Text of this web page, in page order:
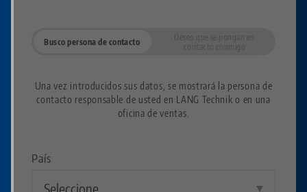
Busco persona de contacto
Deseo que se pongan en
contacto conmigo
Una vez introducidos sus datos, se mostrará la persona de
contacto responsable de usted en LANG Technik o en una
oficina de ventas.
País